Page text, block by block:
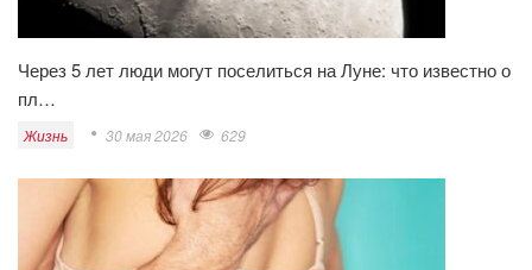
Через 5 лет люди могут поселиться на Луне: что известно о
пл…
Жизнь 30 мая 2026 629